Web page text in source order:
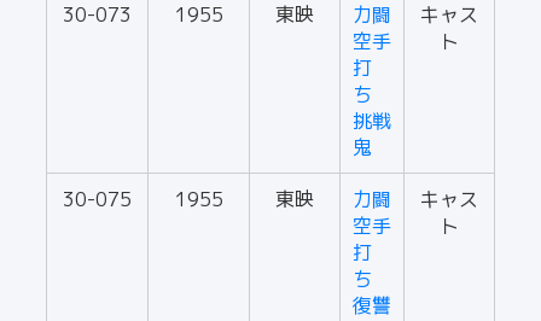
30-073 1955 東映
力闘
空手
打
ち
挑戦
鬼
キャス
ト
30-075 1955 東映
力闘
空手
打
ち
復讐
キャス
ト